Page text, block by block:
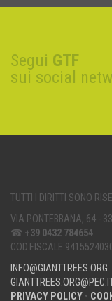
Segui GTF
sui social
TUTTI I DIRITTI SONO
VIA PONTEBBANA, 64 -
☎ +39 0432 784654
COD.FISCALE
INFO@GIANTTREES.ORG
PRIVACY POLICY •